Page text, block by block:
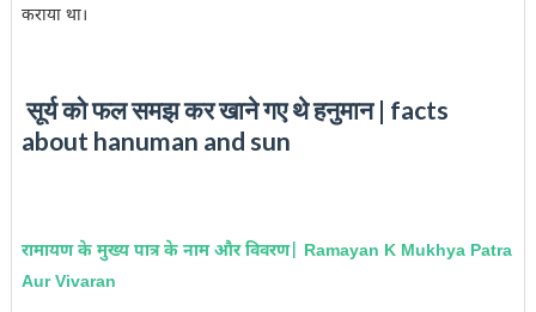
कराया था।
सूर्य को फल समझ कर खाने गए थे हनुमान | facts
about hanuman and sun
रामायण के मुख्य पात्र के नाम और विवरण| Ramayan K Mukhya Patra
Aur Vivaran